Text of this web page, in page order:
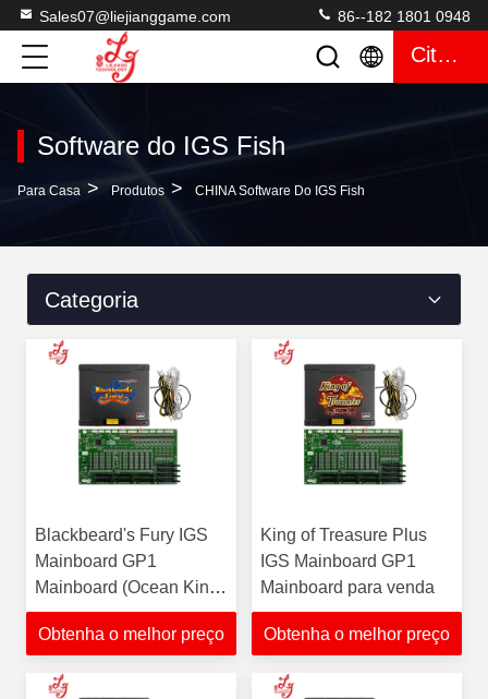
Sales07@liejianggame.com 86--182 1801 0948
Citações
Software do IGS Fish
Para Casa > Produtos > CHINA Software Do IGS Fish
Categoria
Blackbeard's Fury IGS
Mainboard GP1
Mainboard (Ocean King
3 Plus) À venda
Obtenha o melhor preço
King of Treasure Plus
IGS Mainboard GP1
Mainboard para venda
Obtenha o melhor preço